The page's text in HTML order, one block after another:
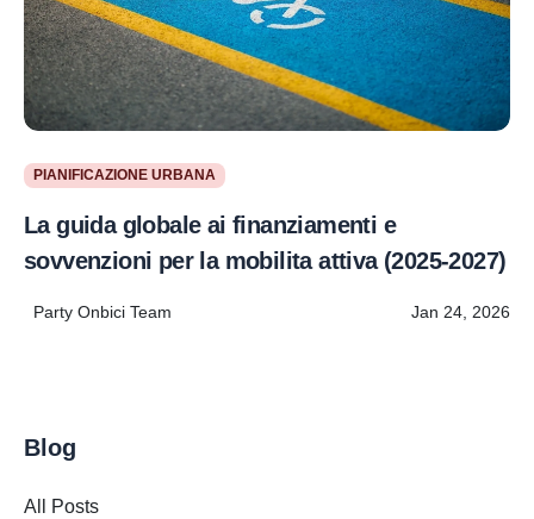
PIANIFICAZIONE URBANA
La guida globale ai finanziamenti e
sovvenzioni per la mobilita attiva (2025-2027)
Party Onbici Team Jan 24, 2026
Blog
All Posts